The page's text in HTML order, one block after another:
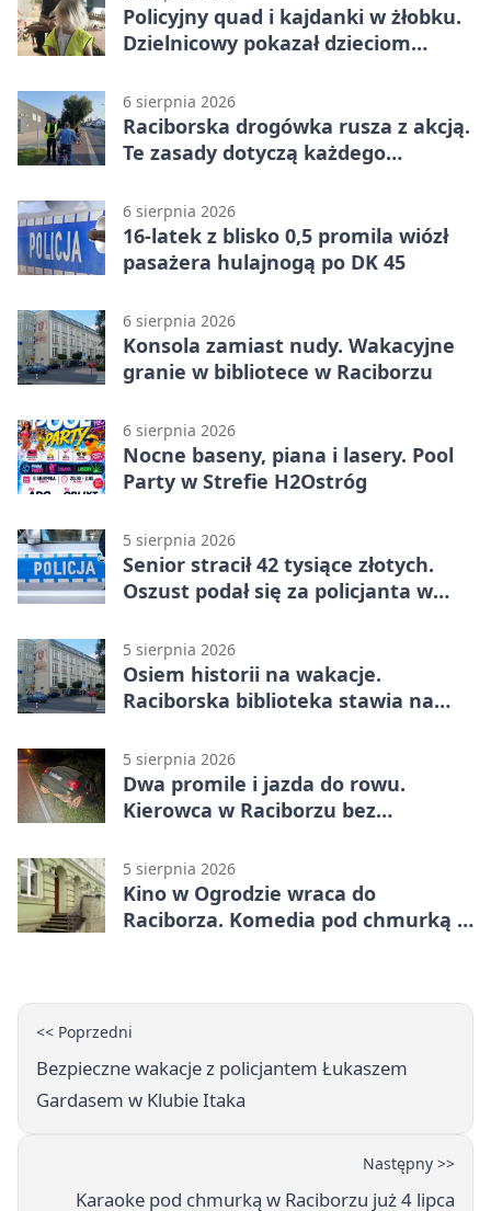
Policyjny quad i kajdanki w żłobku.
Dzielnicowy pokazał dzieciom
6 sierpnia 2026
Raciborska drogówka rusza z akcją.
Te zasady dotyczą każdego
6 sierpnia 2026
16-latek z blisko 0,5 promila wiózł
pasażera hulajnogą po DK 45
6 sierpnia 2026
Konsola zamiast nudy. Wakacyjne
granie w bibliotece w Raciborzu
6 sierpnia 2026
Nocne baseny, piana i lasery. Pool
Party w Strefie H2Ostróg
5 sierpnia 2026
Senior stracił 42 tysiące złotych.
Oszust podał się za policjanta w
5 sierpnia 2026
Osiem historii na wakacje.
Raciborska biblioteka stawia na
5 sierpnia 2026
Dwa promile i jazda do rowu.
Kierowca w Raciborzu bez
5 sierpnia 2026
Kino w Ogrodzie wraca do
Raciborza. Komedia pod chmurką w
<< Poprzedni
Bezpieczne wakacje z policjantem Łukaszem
Gardasem w Klubie Itaka
Następny >>
Karaoke pod chmurką w Raciborzu już 4 lipca